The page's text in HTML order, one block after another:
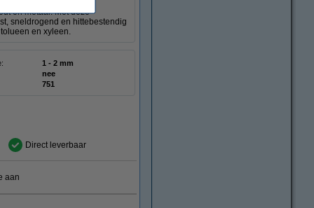
en metaal. Met deze
sneldrogend en hittebestendig
en xyleen.
1 - 2 mm
nee
751
Direct leverbaar
aan